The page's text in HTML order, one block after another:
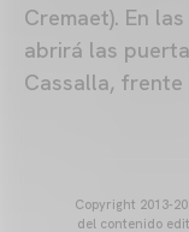
Cremaet). En
abrirá las
Cassalla,
Copyright 2013-
del contenido